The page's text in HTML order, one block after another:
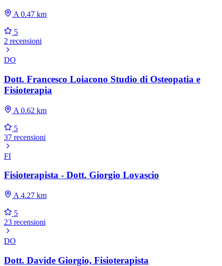
A 0.47 km
5
2 recensioni
DO
Dott. Francesco Loiacono Studio di Osteopatia e
Fisioterapia
A 0.62 km
5
37 recensioni
FI
Fisioterapista - Dott. Giorgio Lovascio
A 4.27 km
5
23 recensioni
DO
Dott. Davide Giorgio, Fisioterapista